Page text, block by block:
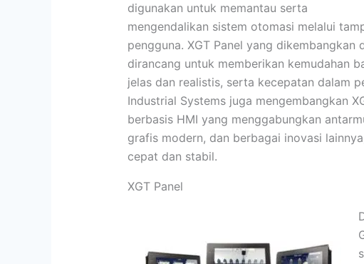
digunakan untuk memantau serta
mengendalikan sistem otomasi melalui
pengguna. XGT Panel yang
dirancang untuk memberikan kemudahan
jelas dan realistis, serta kecepatan dalam
Industrial Systems juga mengembangkan
berbasis HMI yang menggabungkan
grafis modern, dan berbagai inovasi
cepat dan stabil.
XGT Panel